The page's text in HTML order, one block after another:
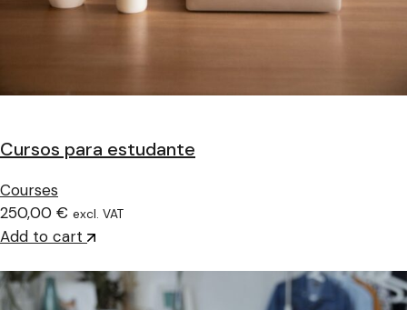
Cursos para estudante
Courses
250,00 € excl. VAT
Add to cart